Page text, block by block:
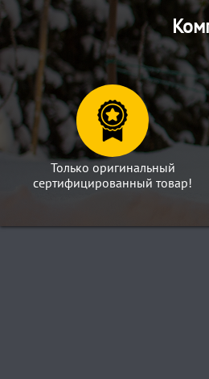
Только оригинальный
сертифицированный товар!